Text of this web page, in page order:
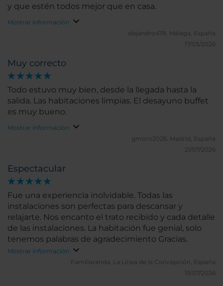
Muy correcto
Todo estuvo muy bien, desde la llegada hasta la
salida. Las habitaciones limpias. El desayuno buffet
es muy bueno.
Mostrar información
gmoro2026. Madrid, España
21/07/2026
Espectacular
Fue una experiencia inolvidable. Todas las
instalaciones son perfectas para descansar y
relajarte. Nos encanto el trato recibido y cada detalle
de las instalaciones. La habitación fue genial, solo
tenemos palabras de agradecimiento Gracias.
Mostrar información
Familiaranda. La Línea de la Concepción, España
13/07/2026
y que estén todos mejor que en casa.
Mostrar información
alejandro478. Málaga, España
17/03/2026